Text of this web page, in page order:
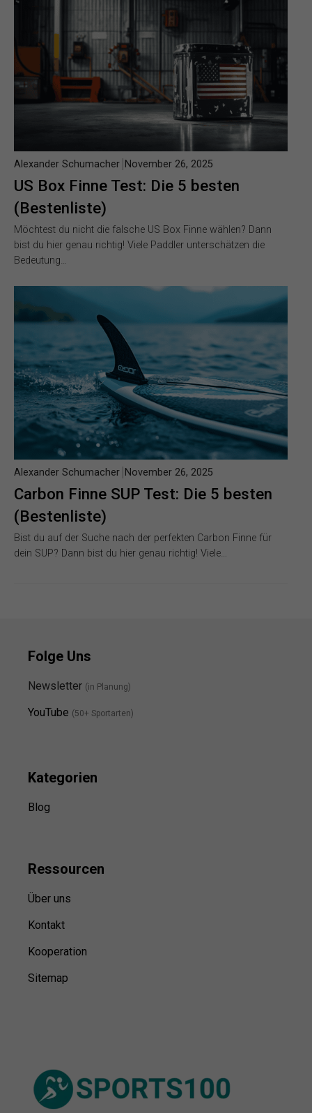
US Box Finne Test: Die 5 besten
(Bestenliste)
Alexander Schumacher November 26, 2025
Möchtest du nicht die falsche US Box Finne wählen? Dann
bist du hier genau richtig! Viele Paddler unterschätzen die
Bedeutung…
Carbon Finne SUP Test: Die 5 besten
(Bestenliste)
Alexander Schumacher November 26, 2025
Bist du auf der Suche nach der perfekten Carbon Finne für
dein SUP? Dann bist du hier genau richtig! Viele…
Folge Uns
Newsletter (in Planung)
YouTube (50+ Sportarten)
Kategorien
Blog
Ressourcen
Über uns
Kontakt
Kooperation
Sitemap